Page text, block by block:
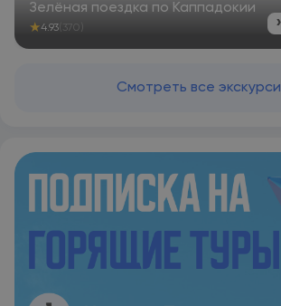
Зелёная поездка по Каппадокии
★4.93 (370) ›
Смотреть все